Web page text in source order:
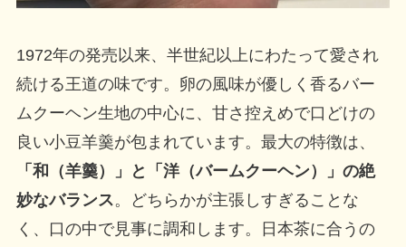
1972年の発売以来、半世紀以上にわたって愛され
続ける王道の味です。卵の風味が優しく香るバー
ムクーヘン生地の中心に、甘さ控えめで口どけの
良い小豆羊羹が包まれています。最大の特徴は、
「和（羊羹）」と「洋（バームクーヘン）」の絶
妙なバランス 。どちらかが主張しすぎることな
く、口の中で見事に調和します。日本茶に合うの